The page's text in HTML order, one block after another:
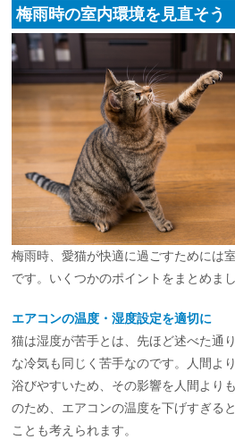
梅雨時の室内環境を見直そう
梅雨時、愛猫が快適に過ごすためには
です。いくつかのポイントをまとめまし
エアコンの温度・湿度設定を適切に
猫は湿度が苦手とは、先ほど述べた通
な冷気も同じく苦手なのです。人間よ
浴びやすいため、その影響を人間より
のため、エアコンの温度を下げすぎる
ことも考えられます。